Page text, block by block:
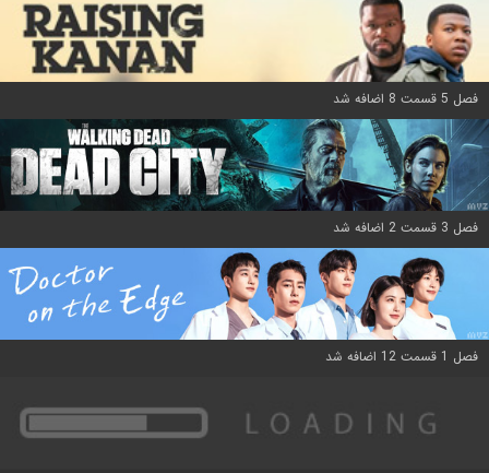
فصل 5 قسمت 8 اضافه شد
فصل 3 قسمت 2 اضافه شد
فصل 1 قسمت 12 اضافه شد